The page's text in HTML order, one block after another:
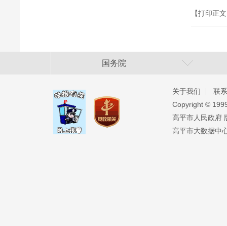
【打印正
国务院
关于我们
联
Copyright ©️
高平市人民政府
高平市大数据